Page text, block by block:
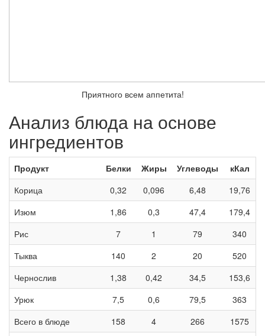
Приятного всем аппетита!
Анализ блюда на основе
ингредиентов
Продукт Белки Жиры Углеводы
кКал
Корица
0,32 0,096 6,48
19,76
Изюм
1,86 0,3 47,4
179,4
Рис
7 1 79
340
Тыква
140 2 20
520
Чернослив
1,38 0,42 34,5
153,6
Урюк
7,5 0,6 79,5
363
Всего в блюде
158 4 266
1575